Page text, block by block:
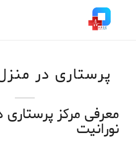
پرستاری در
معرفی مرکز پرستاری
نورانیت